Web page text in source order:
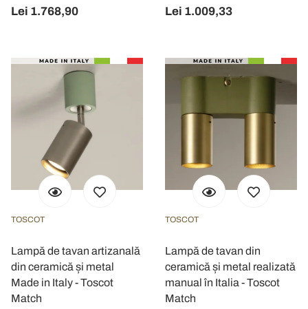
Lei 1.768,90 Lei 1.009,33
TOSCOT
Lampă de tavan artizanală
din ceramică și metal
Made in Italy - Toscot
Match
TOSCOT
Lampă de tavan din
ceramică și metal realizată
manual în Italia - Toscot
Match